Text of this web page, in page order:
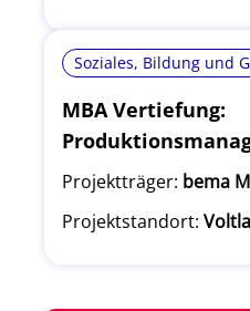
Soziales, Bildung und
MBA Vertiefung:
Projektträger: bema
Projektstandort: